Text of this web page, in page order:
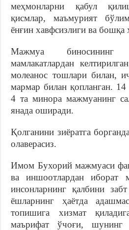
меҳмонларни қабул
қисмлар, маъмурият
ёнғин хавфсизлиги ва бошқа
Мажмуа
мамлакатлардан
молеанос тошлари билан,
мармар билан қопланган.
4 та минора мажмуанинг
янада оширади.
Қолганини зиёратга
олаверасиз.
Имом Бухорий мажмуаси
ва иншоотлардан иборат
инсонларнинг қалбини
ёшларнинг ҳаётда
топишига хизмат
маърифат ўчоғи, шунинг